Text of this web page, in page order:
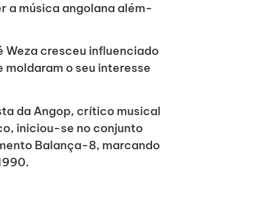
a música angolana além-
Weza cresceu influenciado
moldaram o seu interesse
da Angop, crítico musical
iniciou-se no conjunto
Balança-8, marcando